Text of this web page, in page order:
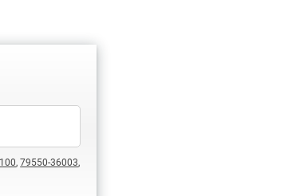
,79550-36003,